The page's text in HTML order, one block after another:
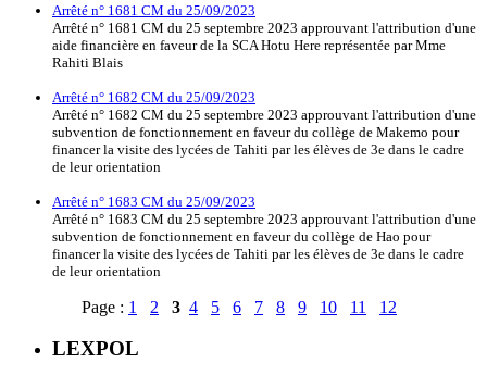
Arrêté n° 1681 CM du 25/09/2023
Arrêté n° 1681 CM du 25 septembre 2023 approuvant l'attribution d'une
aide financière en faveur de la SCA Hotu Here représentée par Mme
Rahiti Blais
Arrêté n° 1682 CM du 25/09/2023
Arrêté n° 1682 CM du 25 septembre 2023 approuvant l'attribution d'une
subvention de fonctionnement en faveur du collège de Makemo pour
financer la visite des lycées de Tahiti par les élèves de 3e dans le cadre
de leur orientation
Arrêté n° 1683 CM du 25/09/2023
Arrêté n° 1683 CM du 25 septembre 2023 approuvant l'attribution d'une
subvention de fonctionnement en faveur du collège de Hao pour
financer la visite des lycées de Tahiti par les élèves de 3e dans le cadre
de leur orientation
Page : 1 2 3 4 5 6 7 8 9 10 11 12
LEXPOL